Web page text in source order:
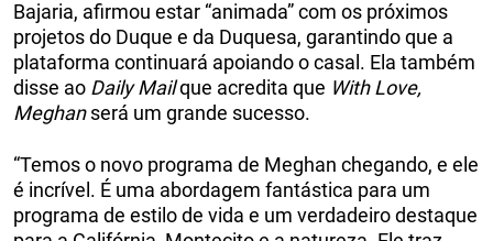
Bajaria, afirmou estar “animada” com os próximos
projetos do Duque e da Duquesa, garantindo que a
plataforma continuará apoiando o casal. Ela também
disse ao Daily Mailque acredita que With Love,
Meghanserá um grande sucesso.
“Temos o novo programa de Meghan chegando, e ele
é incrível. É uma abordagem fantástica para um
programa de estilo de vida e um verdadeiro destaque